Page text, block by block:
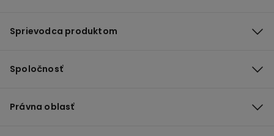
Sprievodca produktom
Spoločnosť
Právna oblasť